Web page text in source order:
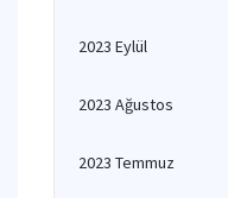
2023 Eylül
2023 Ağustos
2023 Temmuz